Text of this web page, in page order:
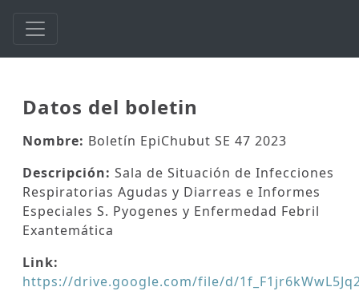
Datos del boletin
Nombre: Boletín EpiChubut SE 47 2023
Descripción: Sala de Situación de Infecciones
Respiratorias Agudas y Diarreas e Informes
Especiales S. Pyogenes y Enfermedad Febril
Exantemática
Link:
https://drive.google.com/file/d/